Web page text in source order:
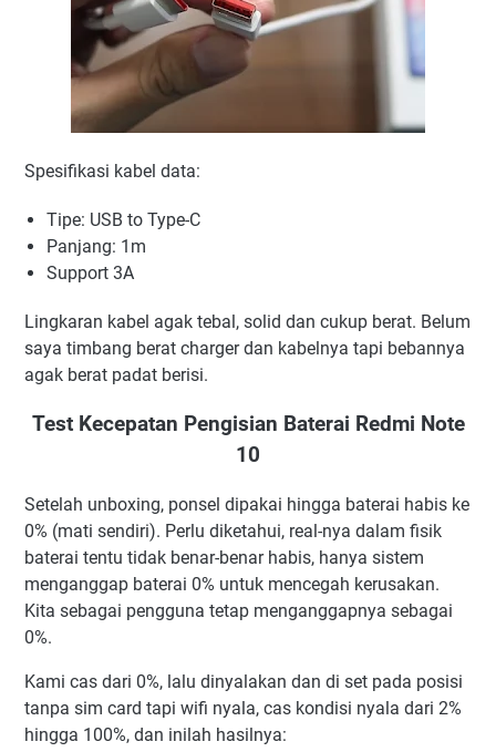
Spesifikasi kabel data:
Tipe: USB to Type-C
Panjang: 1m
Support 3A
Lingkaran kabel agak tebal, solid dan cukup berat. Belum
saya timbang berat charger dan kabelnya tapi bebannya
agak berat padat berisi.
Test Kecepatan Pengisian Baterai Redmi Note
10
Setelah unboxing, ponsel dipakai hingga baterai habis ke
0% (mati sendiri). Perlu diketahui, real-nya dalam fisik
baterai tentu tidak benar-benar habis, hanya sistem
menganggap baterai 0% untuk mencegah kerusakan.
Kita sebagai pengguna tetap menganggapnya sebagai
0%.
Kami cas dari 0%, lalu dinyalakan dan di set pada posisi
tanpa sim card tapi wifi nyala, cas kondisi nyala dari 2%
hingga 100%, dan inilah hasilnya: